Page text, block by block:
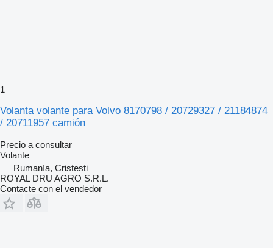
1
Volanta volante para Volvo 8170798 / 20729327 / 21184874
/ 20711957 camión
Precio a consultar
Volante
Rumanía, Cristesti
ROYAL DRU AGRO S.R.L.
Contacte con el vendedor